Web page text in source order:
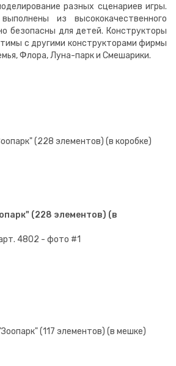
разных сценариев игры.
из высококачественного
безопасны для детей. Конструкторы
с другими конструкторами фирмы
Флора, Луна-парк и Смешарики.
(228 элементов) (в